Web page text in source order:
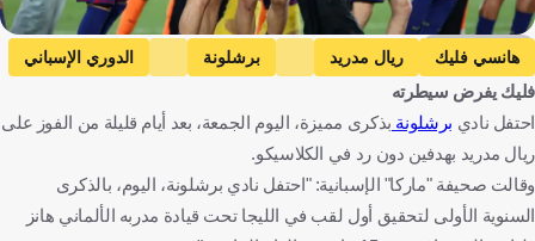
Getty Images
هانسي فليك ريال مدريد برشلونة
الدوري الإسباني
ألمانيا
إسبانيا
فليك يفرض سيطرته
احتفل نادي برشلونة بذكرى مميزة، اليوم الجمعة، بعد أيام قليلة من الفوز على
ريال مدريد بهدفين دون رد في الكلاسيكو.
وقالت صحيفة "ماركا" الإسبانية: "احتفل نادي برشلونة، اليوم، بالذكرى
السنوية الأولى لتحقيق أول لقب في الليجا تحت قيادة مدربه الألماني هانز